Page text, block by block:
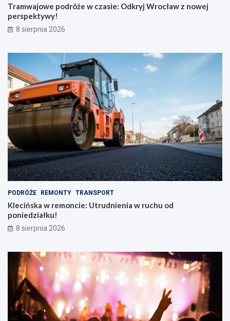
r
a
d
n
y
m
p
l
e
c
a
k
e
m
p
e
e
k
t
y
w
y
!
Tramwajowe podróże w czasie: Odkryj Wrocław z nowej
perspektywy!
8 sierpnia 2026
PODRÓŻE REMONTY TRANSPORT
Klecińska w remoncie: Utrudnienia w ruchu od
poniedziałku!
8 sierpnia 2026